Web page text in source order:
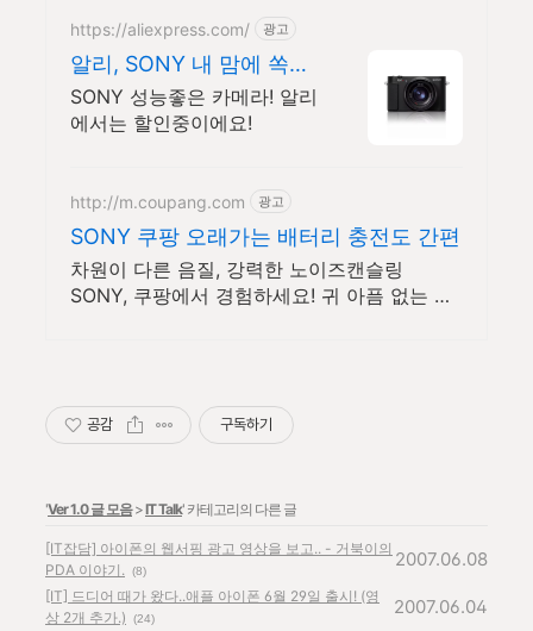
https://aliexpress.com/ 광고
알리, SONY 내 맘에 쏙드
는 오늘의 특가
SONY 성능좋은 카메라! 알리
에서는 할인중이에요!
http://m.coupang.com 광고
SONY 쿠팡 오래가는 배터리 충전도 간편
차원이 다른 음질, 강력한 노이즈캔슬링
SONY, 쿠팡에서 경험하세요! 귀 아픔 없는 헤
공감 구독하기
'Ver 1.0 글 모음>IT Talk' 카테고리의 다른 글
[IT잡담] 아이폰의 웹서핑 광고 영상을 보고.. - 거북이의
PDA 이야기. (8)
2007.06.08
[IT] 드디어 때가 왔다..애플 아이폰 6월 29일 출시! (영
상 2개 추가.)
(24)
2007.06.04